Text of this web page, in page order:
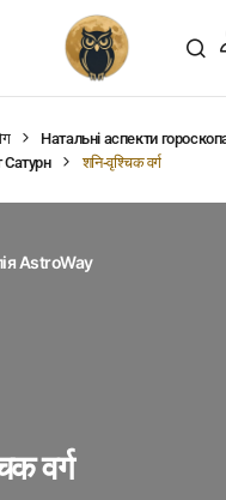
PL
Натальні аспекти
Сатурн शनि-वृश्चिक वर्ग
AstroWay
वर्ग